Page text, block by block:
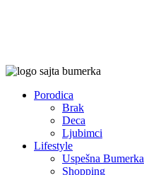
Porodica
Brak
Deca
Ljubimci
Lifestyle
Uspešna Bumerka
Shopping